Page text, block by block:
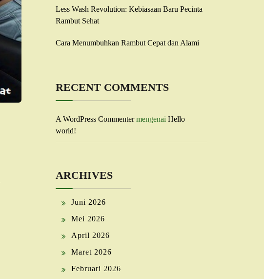
Less Wash Revolution: Kebiasaan Baru Pecinta
Rambut Sehat
Cara Menumbuhkan Rambut Cepat dan Alami
RECENT COMMENTS
A WordPress Commentermengenai Hello
world!
ARCHIVES
Juni 2026
Mei 2026
April 2026
Maret 2026
Februari 2026